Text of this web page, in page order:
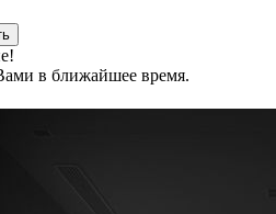
в ближайшее время.